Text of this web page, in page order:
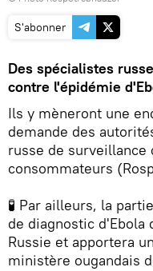
S'abonner
Des spécialistes
contre l'épidémie
Ils y mèneront une
demande des
russe de
consommateurs
🧪 Par ailleurs, la
de diagnostic
Russie et apportera
ministère ougandais